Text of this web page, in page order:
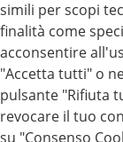
simili per scopi
finalità come
acconsentire
"Accetta tutti" o
pulsante "Rifiuta
revocare il tuo
su "Consenso